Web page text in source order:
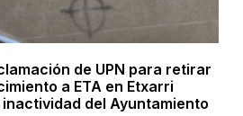
de UPN para retirar
a ETA en Etxarri
del Ayuntamiento